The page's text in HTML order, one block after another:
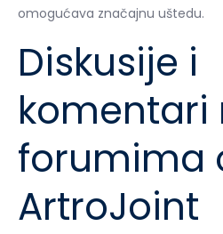
omogućava značajnu uštedu.
Diskusije i
komentari
forumima
ArtroJoint